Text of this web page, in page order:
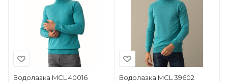
Водолазка MCL 40016 Водолазка MCL 39602